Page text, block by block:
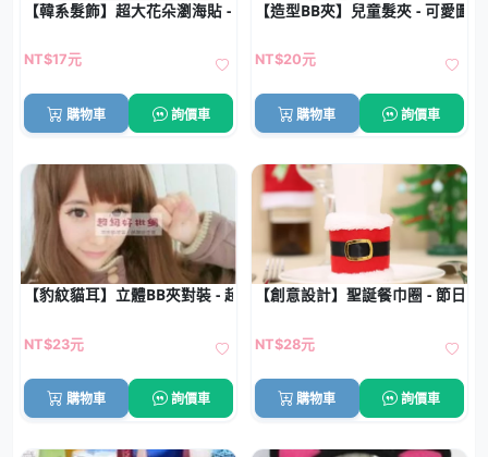
【韓系髮飾】超大花朵瀏海貼 - 魔法氈瀏海固定神器
NT$17元
購物車 詢價車
【造型BB夾】兒童髮夾 - 可愛圖
NT$20元
購物車 詢價車
【豹紋貓耳】立體BB夾對裝 - 超萌造型髮夾
NT$23元
購物車 詢價車
【創意設計】聖誕餐巾圈 - 節日餐
NT$28元
購物車 詢價車